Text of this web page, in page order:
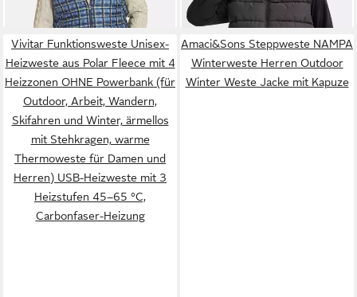
Vivitar Funktionsweste Unisex-
Heizweste aus Polar Fleece mit 4
Heizzonen OHNE Powerbank (für
Outdoor, Arbeit, Wandern,
Skifahren und Winter, ärmellos
mit Stehkragen, warme
Thermoweste für Damen und
Herren) USB-Heizweste mit 3
Heizstufen 45–65 °C,
Carbonfaser-Heizung
Amaci&Sons Steppweste NAMPA
Winterweste Herren Outdoor
Winter Weste Jacke mit Kapuze